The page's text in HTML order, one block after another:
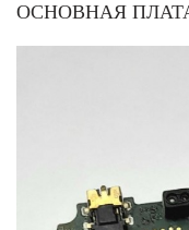
ОСНОВНАЯ ПЛАТА